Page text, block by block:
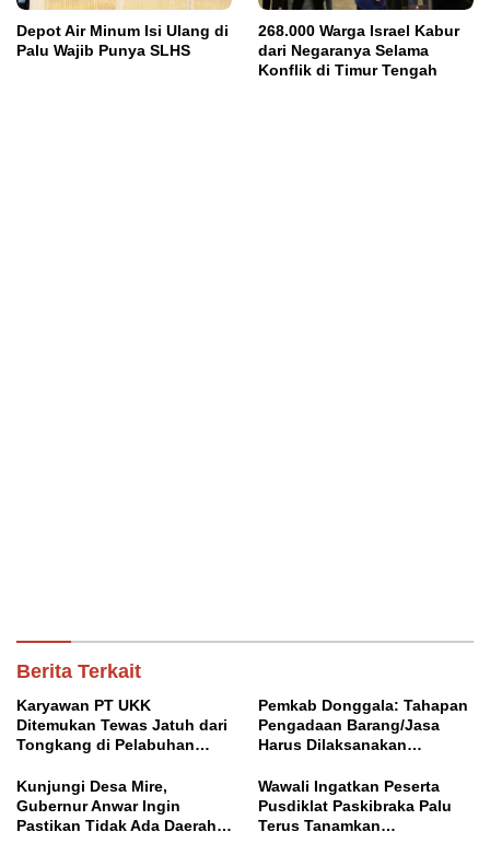
Depot Air Minum Isi Ulang di
Palu Wajib Punya SLHS
268.000 Warga Israel Kabur
dari Negaranya Selama
Konflik di Timur Tengah
Berita Terkait
Karyawan PT UKK
Ditemukan Tewas Jatuh dari
Tongkang di Pelabuhan
Pemkab Donggala: Tahapan
Pengadaan Barang/Jasa
Harus Dilaksanakan
Kunjungi Desa Mire,
Gubernur Anwar Ingin
Pastikan Tidak Ada Daerah
Wawali Ingatkan Peserta
Pusdiklat Paskibraka Palu
Terus Tanamkan